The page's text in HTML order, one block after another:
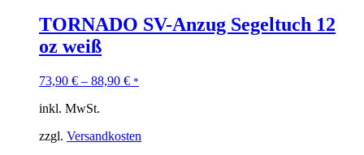
TORNADO SV-Anzug Segeltuch 12
oz weiß
73,90 € – 88,90 € *
inkl. MwSt.
zzgl. Versandkosten